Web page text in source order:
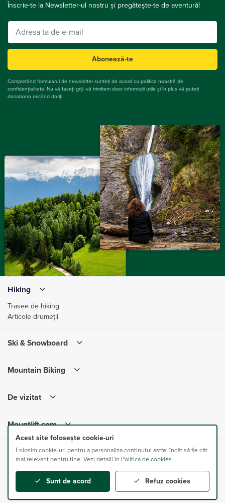
Înscrie-te la Newsletter-ul nostru și pregătește-te de aventură!
Abonează-te
Completând formularul de newsletter sunteți de acord cu politica noastră de
confidențialitate. Nu vă faceți griji, vă trimitem doar informații utile și în plus vă puteți
dezabona oricând doriți.
Hiking
Trasee de hiking
Articole drumeții
Ski & Snowboard
Mountain Biking
De vizitat
Mountlift.com
Mountlift.com este un proiect ONLINE SUPPORT SERVICES SRL.
Toate drepturile sunt rezervate.
Acest site folosește cookie-uri
Folosim cookie-uri pentru a personaliza conținutul astfel încât să fie cât
mai relevant pentru tine. Vezi detalii în Politica de cookies
Sunt de acord Refuz cookies